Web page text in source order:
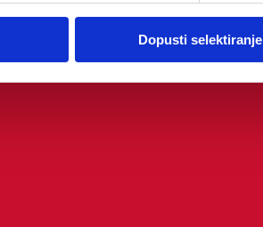
Dopusti selektiranje